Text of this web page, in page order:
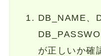
DB_NAME、
が正しいか確